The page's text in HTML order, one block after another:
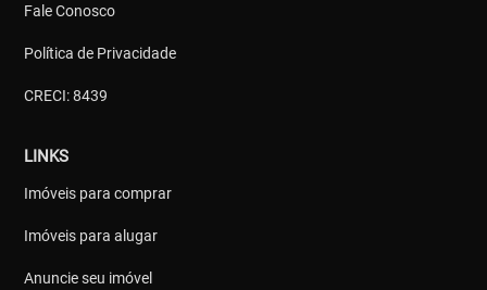
Fale Conosco
Política de Privacidade
CRECI: 8439
LINKS
Imóveis para comprar
Imóveis para alugar
Anuncie seu imóvel